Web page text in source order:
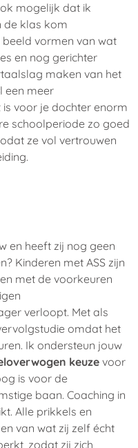
mogelijk dat ik
de klas kom
vormen van wat
en nog gerichter
maken van het
een meer
is voor je dochter enorm
schoolperiode zo goed
ze vol vertrouwen
en heeft zij nog geen
Kinderen met ASS zijn
met de voorkeuren
verloopt. Met als
omdat het
Ik ondersteun jouw
keuze voor
is voor de
baan. Coaching in
Alle prikkels en
van wat zij zelf écht
zodat zij zich